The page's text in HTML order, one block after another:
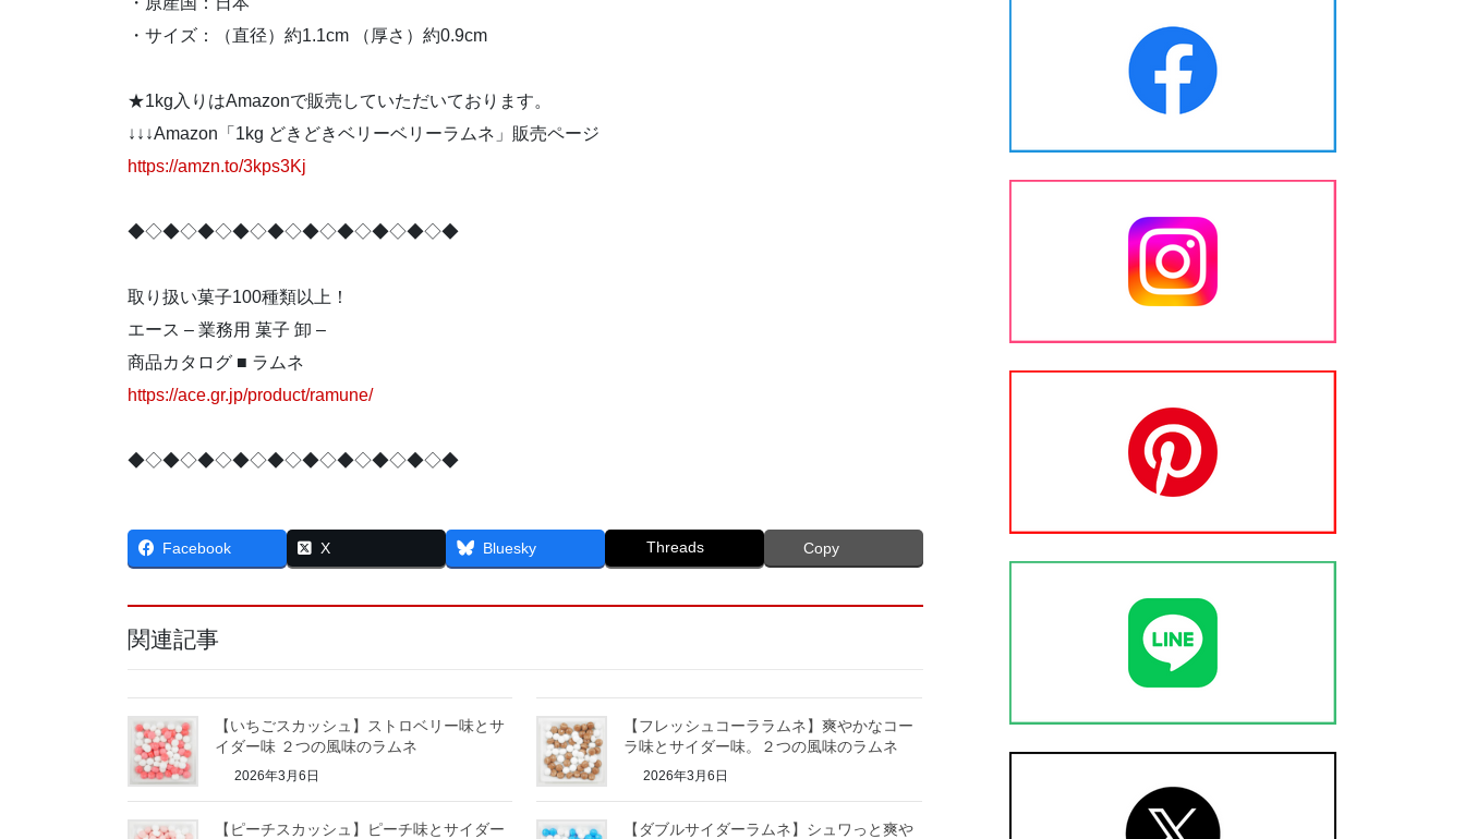
・サイズ：（直径）約1.1cm （厚さ）約0.9cm
★1kg入りはAmazonで販売していただいております。
↓↓↓Amazon「1kg どきどきベリーベリーラムネ」販売ページ
https://amzn.to/3kps3Kj
◆◇◆◇◆◇◆◇◆◇◆◇◆◇◆◇◆◇◆
取り扱い菓子100種類以上！
エース – 業務用 菓子 卸 –
商品カタログ ■ ラムネ
https://ace.gr.jp/product/ramune/
◆◇◆◇◆◇◆◇◆◇◆◇◆◇◆◇◆◇◆
Facebook X Bluesky Threads Copy
関連記事
【いちごスカッシュ】ストロベリー味とサ
イダー味 ２つの風味のラムネ
2026年3月6日
【フレッシュコーララムネ】爽やかなコー
ラ味とサイダー味。２つの風味のラムネ
2026年3月6日
【ピーチスカッシュ】ピーチ味とサイダー
【ダブルサイダーラムネ】シュワっと爽や